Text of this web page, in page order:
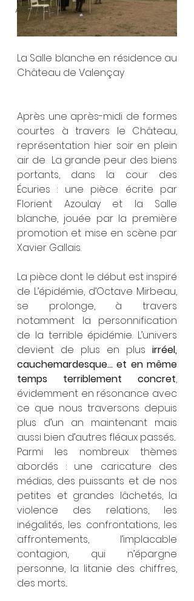
Actualités
La Salle blanche en résidence au
Château de Valençay
Après une après-midi de formes
courtes à travers le Château,
représentation hier soir en plein
air de  La grande peur des biens
portants, dans la cour des
Écuries : une pièce écrite par
Florient Azoulay et la Salle
blanche, jouée par la première
promotion et mise en scène par
Xavier Gallais.
La pièce dont le début est inspiré
de L’épidémie, d’Octave Mirbeau,
se prolonge, à travers
notamment la personnification
de la terrible épidémie. L’univers
devient de plus en plus irréel,
cauchemardesque... et en même
temps terriblement concret,
évidemment en résonance avec
ce que nous traversons depuis
plus d’un an maintenant mais
Parmi les nombreux thèmes
abordés : une caricature des
médias, des puissants et de nos
petites et grandes lâchetés, la
violence des relations, les
inégalités, les confrontations, les
affrontements, l’implacable
contagion, qui n’épargne
personne, la litanie des chiffres,
des morts...